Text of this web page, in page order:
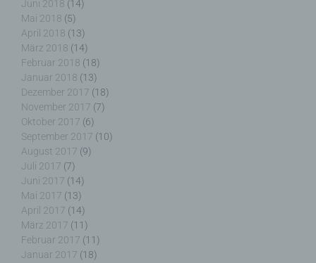
Juni 2018 (14)
Mai 2018 (5)
April 2018 (13)
März 2018 (14)
Februar 2018 (18)
Januar 2018 (13)
Dezember 2017 (18)
November 2017 (7)
Oktober 2017 (6)
September 2017 (10)
August 2017 (9)
Juli 2017 (7)
Juni 2017 (14)
Mai 2017 (13)
April 2017 (14)
März 2017 (11)
Februar 2017 (11)
Januar 2017 (18)
Pseudonymisierung ist die Verarbeitung
personenbezogener Daten in einer Weise, auf
welche die personenbezogenen Daten ohne
Hinzuziehung zusätzlicher Informationen nicht
mehr einer spezifischen betroffenen Person
zugeordnet werden können, sofern diese
zusätzlichen Informationen gesondert aufbewahrt
werden und technischen und organisatorischen
Maßnahmen unterliegen, die gewährleisten, dass
die personenbezogenen Daten nicht einer
identifizierten oder identifizierbaren natürlichen
Person zugewiesen werden.
g) Verantwortlicher oder für die Verarbeitung
Verantwortlicher